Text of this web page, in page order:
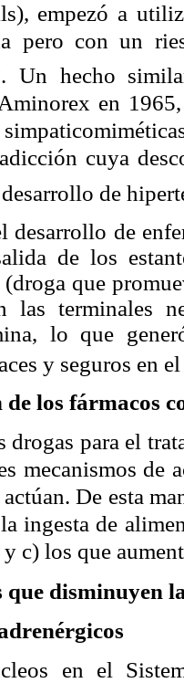
empezó a
pero con un
. Un hecho
en
cuya
de
desarrollo de
de los
que
las terminales
lo que
y seguros en
los fármacos
drogas para el
mecanismos de
De esta
ingesta de
c) los que
que disminuyen
en el